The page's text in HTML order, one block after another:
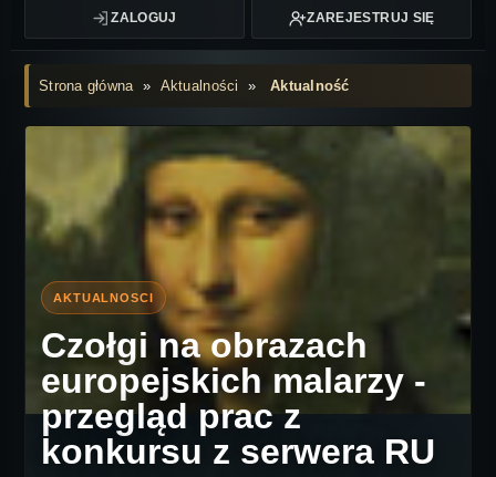
ZALOGUJ ZAREJESTRUJ SIĘ
Strona główna» Aktualności »Aktualność
Czołgi na obrazach
europejskich malarzy -
przegląd prac z
konkursu z serwera RU